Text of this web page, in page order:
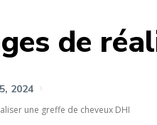
de
2024
une greffe de cheveux DHI